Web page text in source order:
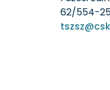
62/554-